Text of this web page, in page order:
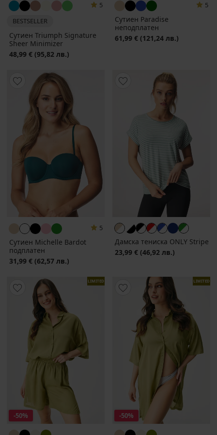
5
BESTSELLER
Сутиен Triumph Signature
Sheer Minimizer
48,99 € (95,82 лв.)
5
Сутиен Paradise
неподплатен
61,99 € (121,24 лв.)
5
Сутиен Michelle Bardоt
подплатен
31,99 € (62,57 лв.)
Дамска тениска ONLY Stripe
23,99 € (46,92 лв.)
LIMITED
-50%
LIMITED
-50%